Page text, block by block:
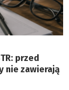
przed
nie zawierają